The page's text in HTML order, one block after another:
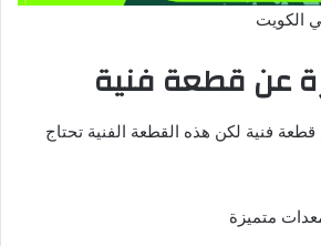
الكويت
عن قطعة فنية
قطعة فنية لكن هذه القطعة الفنية تحتاج
متميزة